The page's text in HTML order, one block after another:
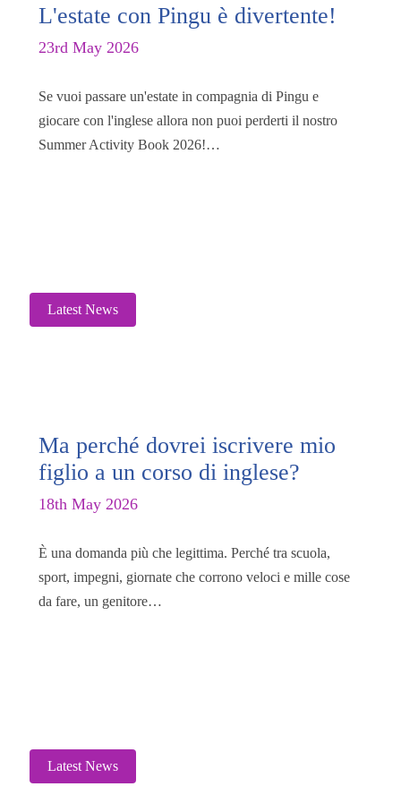
L'estate con Pingu è divertente!
23rd May 2026
Se vuoi passare un'estate in compagnia di Pingu e
giocare con l'inglese allora non puoi perderti il nostro
Summer Activity Book 2026!…
Latest News
Ma perché dovrei iscrivere mio
figlio a un corso di inglese?
18th May 2026
È una domanda più che legittima. Perché tra scuola,
sport, impegni, giornate che corrono veloci e mille cose
da fare, un genitore…
Latest News